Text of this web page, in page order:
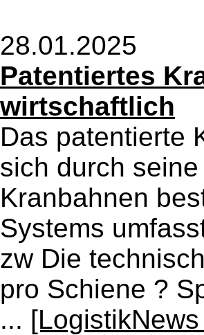
28.01.2025
Patentiertes
wirtschaftlich
Das patentierte
sich durch
Kranbahnen
Systems
zw Die
pro Schiene ?
...